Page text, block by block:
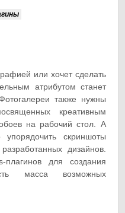
или хочет сделать
атрибутом станет
также нужны
креативным
на рабочий стол. А
скриншоты
дизайнов.
плагинов для создания
масса возможных